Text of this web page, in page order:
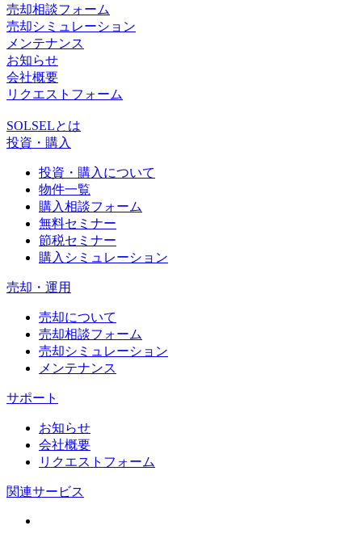
売却相談フォーム
売却シミュレーション
メンテナンス
お知らせ
会社概要
リクエストフォーム
SOLSELとは
投資・購入
投資・購入について
物件一覧
購入相談フォーム
無料セミナー
節税セミナー
購入シミュレーション
売却・運用
売却について
売却相談フォーム
売却シミュレーション
メンテナンス
サポート
お知らせ
会社概要
リクエストフォーム
関連サービス